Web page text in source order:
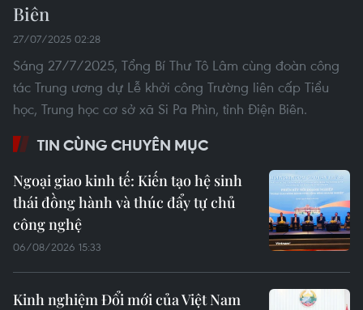
Biên
27/07/2025 02:28
Sáng 27/7/2025, Tổng Bí Thư Tô Lâm cùng đoàn công
tác Trung ương dự Lễ khởi công Trường liên cấp Tiểu
học, Trung học cơ sở xã Si Pa Phìn, tỉnh Điện Biên.
TIN CÙNG CHUYÊN MỤC
Ngoại giao kinh tế: Kiến tạo hệ sinh
thái đồng hành và thúc đẩy tự chủ
công nghệ
06/08/2026 15:33
Kinh nghiệm Đổi mới của Việt Nam